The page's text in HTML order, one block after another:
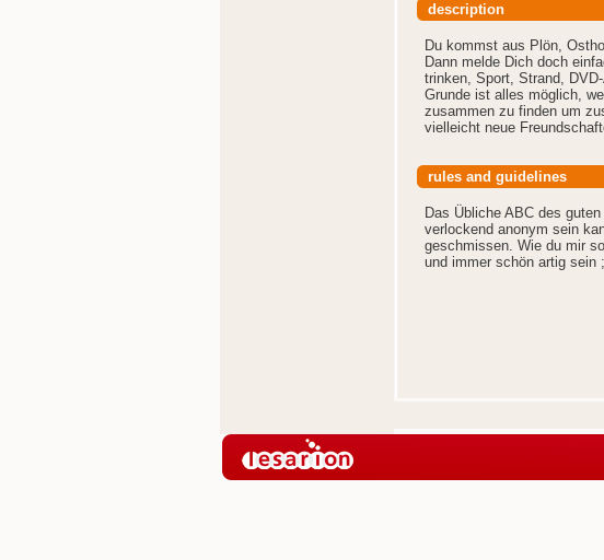
description
Du kommst aus Plön,
Dann melde Dich doch
trinken, Sport, Strand,
Grunde ist alles möglich,
zusammen zu finden um
vielleicht neue
rules and guidelines
Das Übliche ABC des
verlockend anonym sein
geschmissen. Wie du mir
und immer schön artig sein